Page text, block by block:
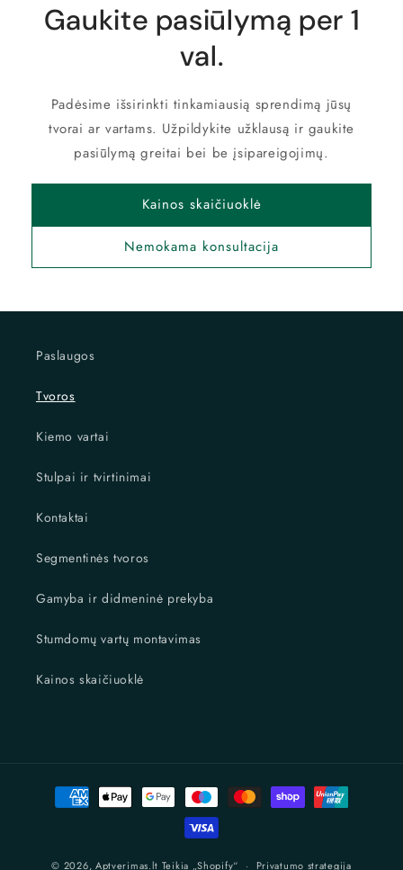
Gaukite pasiūlymą per 1
val.
Padėsime išsirinkti tinkamiausią sprendimą jūsų
tvorai ar vartams. Užpildykite užklausą ir gaukite
pasiūlymą greitai bei be įsipareigojimų.
Kainos skaičiuoklė
Nemokama konsultacija
Paslaugos
Tvoros
Kiemo vartai
Stulpai ir tvirtinimai
Kontaktai
Segmentinės tvoros
Gamyba ir didmeninė prekyba
Stumdomų vartų montavimas
Kainos skaičiuoklė
Mokėjimo
būdai
© 2026, Aptverimas.lt Teikia „Shopify“ Privatumo strategija